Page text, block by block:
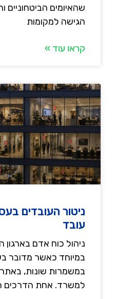
שהאיומים הביטחוניים
הגישה למקומות
קראו עוד »
ניטור העובדים
עובד
ניהול כוח אדם
במיוחד כאשר מדובר
במשמרות שונות,
למשרד. אחת הדרכים